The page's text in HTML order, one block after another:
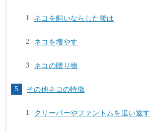
ネコを飼いならした後は
ネコを増やす
ネコの贈り物
その他ネコの特徴
クリーパーやファントムを追い返す